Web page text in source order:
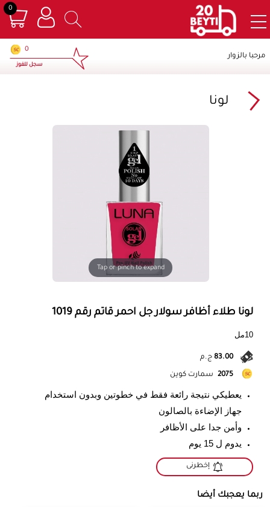
0×
مرحبا بالزوار
0
سجل للفوز
لونا
Tap or pinch to expand
لونا طلاء أظافر سولار جل احمر قاتم رقم 1019
10مل
83.00 ج.م
2075 سمارت كوين
يعطيكي نتيجة رائعة فقط في خطوتين وبدون استخدام
جهاز الإضاءة بالصالون
وأمن جدا على الأظافر
يدوم ل 15 يوم
إخطرنى
ربما يعجبك أيضا